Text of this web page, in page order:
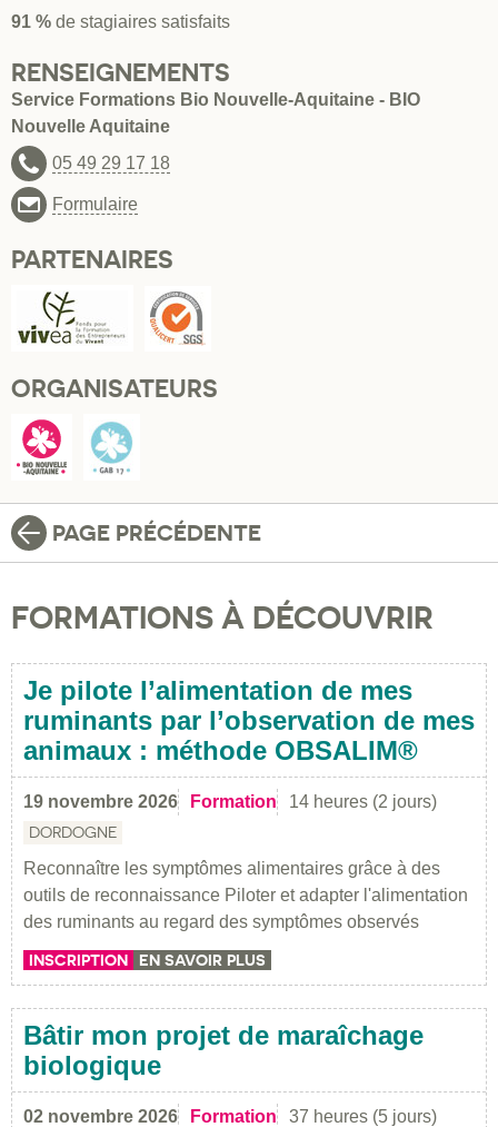
91 % de stagiaires satisfaits
RENSEIGNEMENTS
Service Formations Bio Nouvelle-Aquitaine - BIO
Nouvelle Aquitaine
05 49 29 17 18
Formulaire
PARTENAIRES
ORGANISATEURS
PAGE PRÉCÉDENTE
FORMATIONS À DÉCOUVRIR
Je pilote l’alimentation de mes
ruminants par l’observation de mes
animaux : méthode OBSALIM®
19 novembre 2026 Formation 14 heures (2 jours)
DORDOGNE
Reconnaître les symptômes alimentaires grâce à des
outils de reconnaissance Piloter et adapter l'alimentation
des ruminants au regard des symptômes observés
INSCRIPTION EN SAVOIR PLUS
Bâtir mon projet de maraîchage
biologique
02 novembre 2026 Formation 37 heures (5 jours)